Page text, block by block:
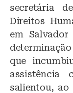
secretária
Direitos
em
que
assistência
salientou,